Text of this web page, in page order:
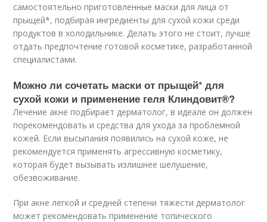
самостоятельно приготовленные маски для лица от
прыщей*, подбирая ингредиенты для сухой кожи среди
продуктов в холодильнике. Делать этого не стоит, лучше
отдать предпочтение готовой косметике, разработанной
специалистами.
Можно ли сочетать маски от прыщей* для
сухой кожи и применение геля Клиндовит®?
Лечение акне подбирает дерматолог, в идеале он должен
порекомендовать и средства для ухода за проблемной
кожей. Если высыпания появились на сухой коже, не
рекомендуется применять агрессивную косметику,
которая будет вызывать излишнее шелушение,
обезвоживание.
При акне легкой и средней степени тяжести дерматолог
может рекомендовать применение топического